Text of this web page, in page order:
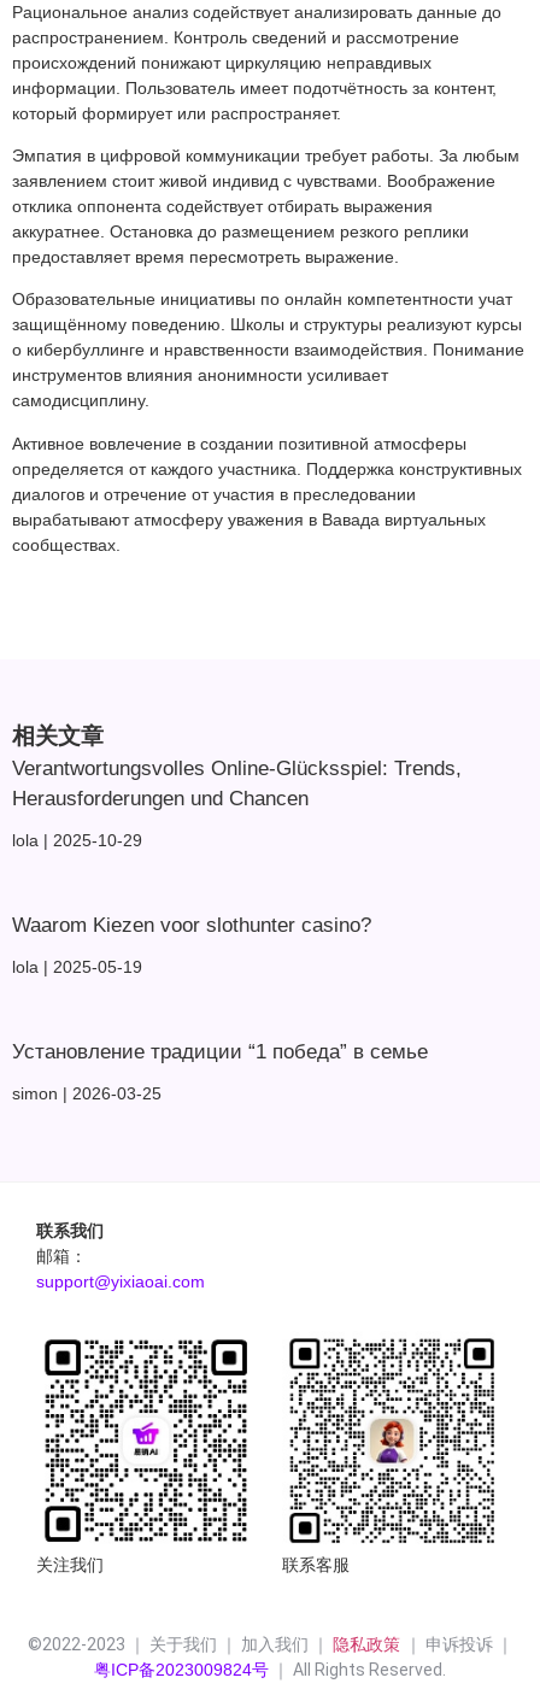
Рациональное анализ содействует анализировать данные до
распространением. Контроль сведений и рассмотрение
происхождений понижают циркуляцию неправдивых
информации. Пользователь имеет подотчётность за контент,
который формирует или распространяет.
Эмпатия в цифровой коммуникации требует работы. За любым
заявлением стоит живой индивид с чувствами. Воображение
отклика оппонента содействует отбирать выражения
аккуратнее. Остановка до размещением резкого реплики
предоставляет время пересмотреть выражение.
Образовательные инициативы по онлайн компетентности учат
защищённому поведению. Школы и структуры реализуют курсы
о кибербуллинге и нравственности взаимодействия. Понимание
инструментов влияния анонимности усиливает
самодисциплину.
Активное вовлечение в создании позитивной атмосферы
определяется от каждого участника. Поддержка конструктивных
диалогов и отречение от участия в преследовании
вырабатывают атмосферу уважения в Вавада виртуальных
сообществах.
相关文章
Verantwortungsvolles Online-Glücksspiel: Trends,
Herausforderungen und Chancen
lola 2025-10-29
Waarom Kiezen voor slothunter casino?
lola 2025-05-19
Установление традиции “1 победа” в семье
simon 2026-03-25
联系我们
邮箱：
support@yixiaoai.com
关注我们 联系客服
©2022-2023 ｜ 关于我们 ｜ 加入我们 ｜ 隐私政策
｜ 申诉投诉 ｜
粤ICP备2023009824号 ｜ All Rights Reserved.